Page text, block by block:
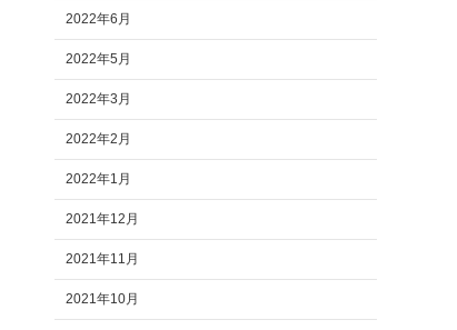
2022年6月
2022年5月
2022年3月
2022年2月
2022年1月
2021年12月
2021年11月
2021年10月